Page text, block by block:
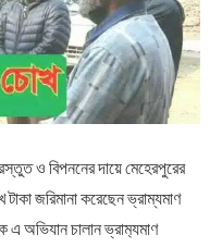
ও বিপননের দায়ে মেহেরপুরের
টাকা জরিমানা করেছেন ভ্রাম্যমাণ
অভিযান চালান ভ্রাম‌্যমাণ